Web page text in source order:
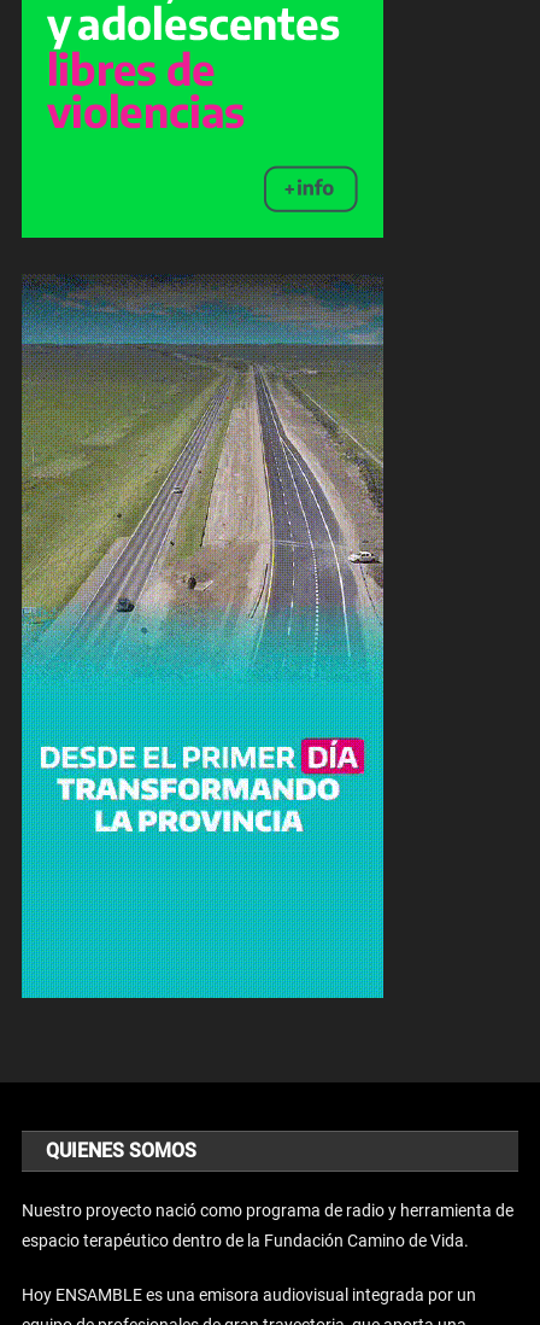
QUIENES SOMOS
Nuestro proyecto nació como programa de radio y herramienta de
espacio terapéutico dentro de la Fundación Camino de Vida.
Hoy ENSAMBLE es una emisora audiovisual integrada por un